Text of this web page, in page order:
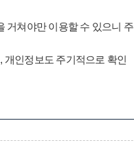
거쳐야만 이용할 수 있으니 주
인정보도 주기적으로 확인